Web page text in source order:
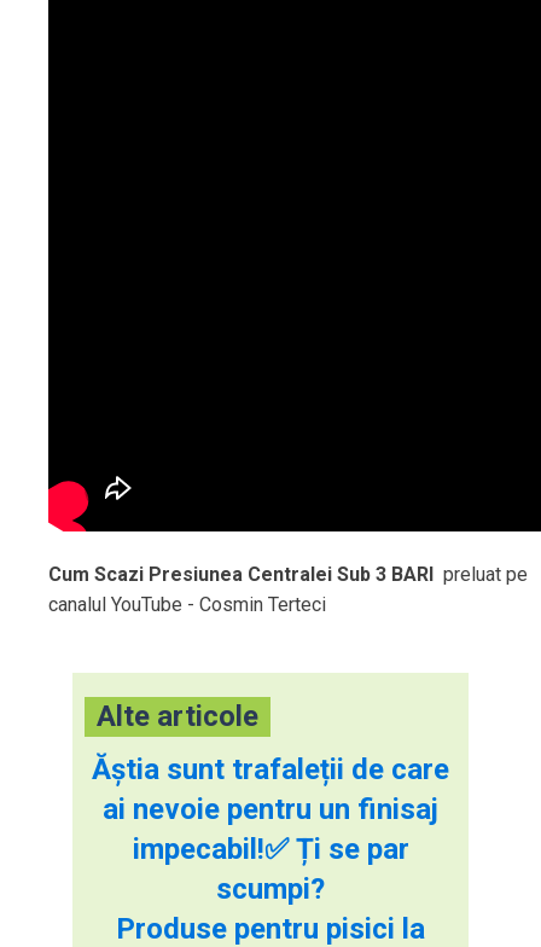
Cum Scazi Presiunea Centralei Sub 3 BARI preluat pe
canalul YouTube - Cosmin Terteci
Alte articole
Ăștia sunt trafaleții de care
ai nevoie pentru un finisaj
impecabil!✅ Ți se par
scumpi?
Produse pentru pisici la